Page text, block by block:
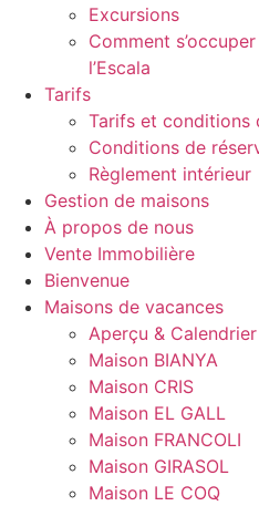
Excursions
Comment
l’Escala
Tarifs
Tarifs et conditions
Conditions de
Règlement intérieur
Gestion de maisons
À propos de nous
Vente Immobilière
Bienvenue
Maisons de vacances
Aperçu & Calendrier
Maison BIANYA
Maison CRIS
Maison EL GALL
Maison FRANCOLI
Maison GIRASOL
Maison LE COQ